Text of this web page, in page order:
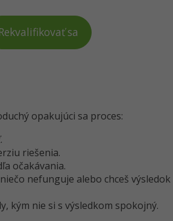
Rekvalifikovať sa
opakujúci sa proces:
riešenia.
očakávania.
nefunguje alebo chceš
kým nie si s výsledkom spokojný.